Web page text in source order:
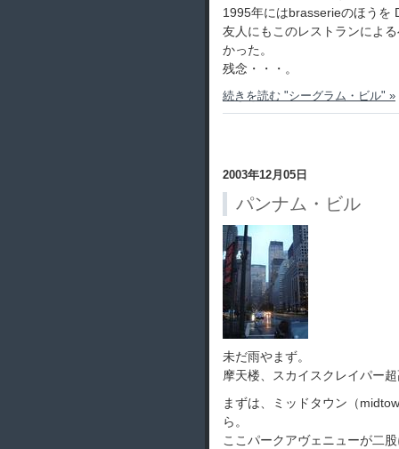
1995年にはbrasserieのほうを
友人にもこのレストランによ
かった。
残念・・・。
続きを読む "シーグラム・ビル" »
2003年12月05日
パンナム・ビル
未だ雨やまず。
摩天楼、スカイスクレイパー
まずは、ミッドタウン（
ら。
ここパークアヴェニューが二